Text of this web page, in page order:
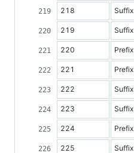
218 Suffix
219 Suffix
220 Prefix
221 Prefix
222 Suffix
223 Suffix
224 Prefix
225 Suffix